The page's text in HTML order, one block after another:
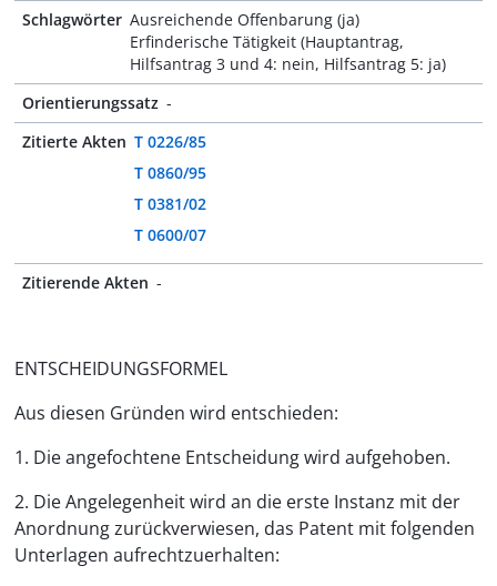
Schlagwörter Ausreichende Offenbarung (ja)
Erfinderische Tätigkeit (Hauptantrag,
Hilfsantrag 3 und 4: nein, Hilfsantrag 5: ja)
Orientierungssatz -
Zitierte Akten T 0226/85
T 0860/95
T 0381/02
T 0600/07
Zitierende Akten -
ENTSCHEIDUNGSFORMEL
Aus diesen Gründen wird entschieden:
1. Die angefochtene Entscheidung wird aufgehoben.
2. Die Angelegenheit wird an die erste Instanz mit der
Anordnung zurückverwiesen, das Patent mit folgenden
Unterlagen aufrechtzuerhalten: